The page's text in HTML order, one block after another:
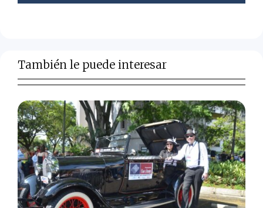
También le puede interesar